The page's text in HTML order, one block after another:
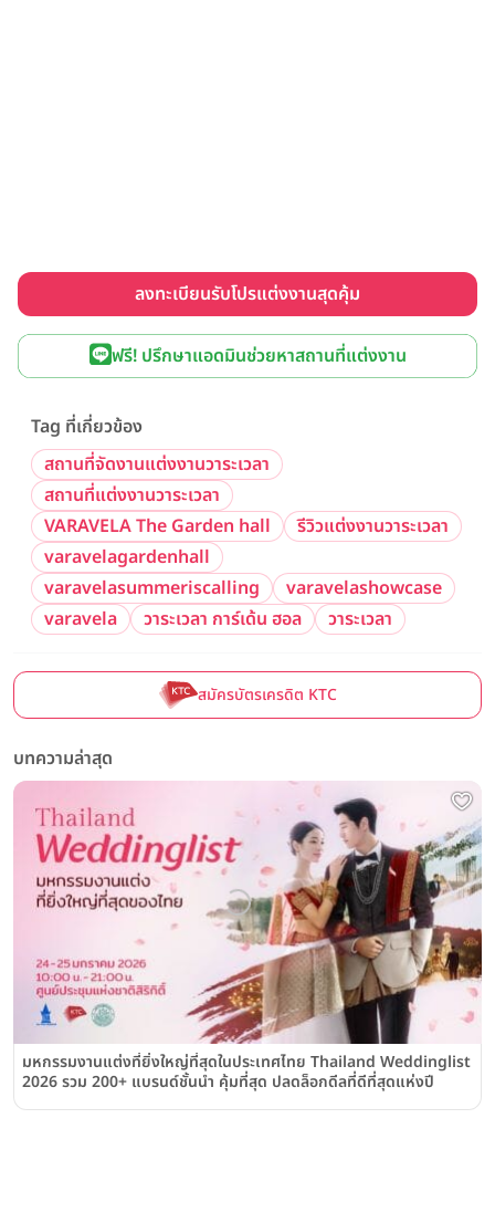
ลงทะเบียนรับโปรแต่งงานสุดคุ้ม
ฟรี! ปรึกษาแอดมินช่วยหาสถานที่แต่งงาน
Tag ที่เกี่ยวข้อง
สถานที่จัดงานแต่งงานวาระเวลา
สถานที่แต่งงานวาระเวลา
VARAVELA The Garden hall
รีวิวแต่งงานวาระเวลา
varavelagardenhall
varavelasummeriscalling
varavelashowcase
varavela
วาระเวลา การ์เด้น ฮอล วาระเวลา
สมัครบัตรเครดิต KTC
บทความล่าสุด
มหกรรมงานแต่งที่ยิ่งใหญ่ที่สุดในประเทศไทย Thailand Weddinglist
2026 รวม 200+ แบรนด์ชั้นนำ คุ้มที่สุด ปลดล็อกดีลที่ดีที่สุดแห่งปี